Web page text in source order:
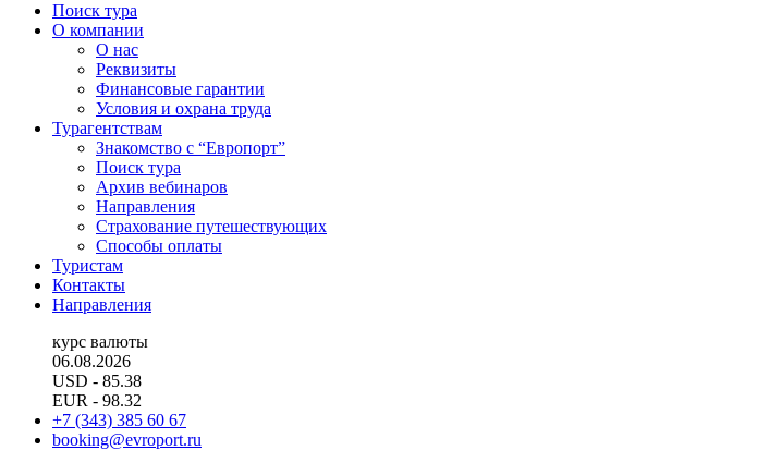
Поиск тура
О компании
О нас
Реквизиты
Финансовые гарантии
Условия и охрана труда
Турагентствам
Знакомство с “Европорт”
Поиск тура
Архив вебинаров
Направления
Страхование путешествующих
Способы оплаты
Туристам
Контакты
Направления
курс валюты
06.08.2026
USD - 85.38
EUR - 98.32
+7 (343) 385 60 67
booking@evroport.ru